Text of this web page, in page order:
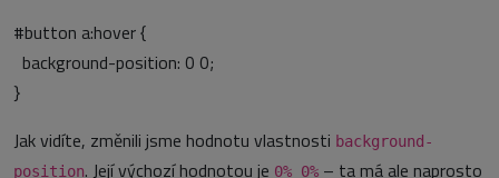
#button a:hover {
background-position: 0 0;
}
Jak vidíte, změnili jsme hodnotu vlastnosti background-
position. Její výchozí hodnotou je 0% 0% – ta má ale naprosto